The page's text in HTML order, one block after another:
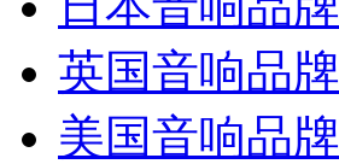
英国音响品牌
美国音响品牌